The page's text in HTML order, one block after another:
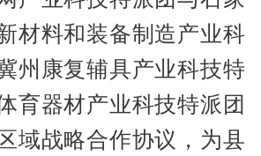
材料和装备制造产业科
州康复辅具产业科技特
育器材产业科技特派团
域战略合作协议，为县